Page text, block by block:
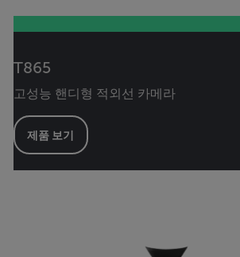
T865
고성능 핸디형 적외선 카메라
제품 보기